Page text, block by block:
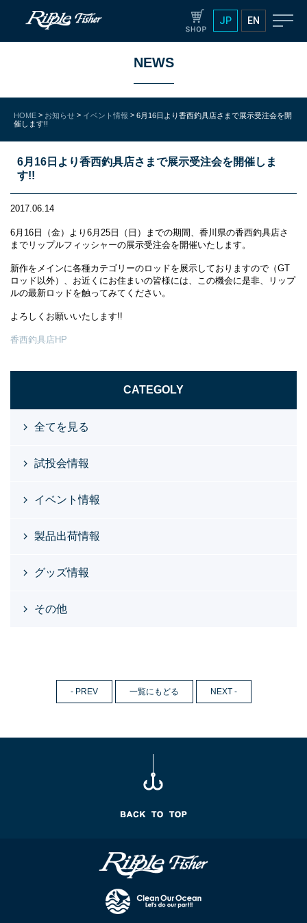
JP EN
NEWS
HOME > お知らせ > イベント情報 > 6月16日より香西釣具店さまで展示受注会を開
催します!!
6月16日より香西釣具店さまで展示受注会を開催しま
す!!
2017.06.14
6月16日（金）より6月25日（日）までの期間、香川県の香西釣具店さ
までリップルフィッシャーの展示受注会を開催いたします。
新作をメインに各種カテゴリーのロッドを展示しておりますので（GT
ロッド以外）、お近くにお住まいの皆様には、この機会に是非、リップ
ルの最新ロッドを触ってみてください。
よろしくお願いいたします!!
香西釣具店HP
CATEGOLY
全てを見る
試投会情報
イベント情報
製品出荷情報
グッズ情報
その他
- PREV 一覧にもどる NEXT -